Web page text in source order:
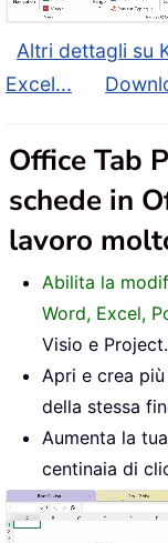
Altri dettagli su
Excel...
Office Tab
schede in
lavoro
Abilita la
Word, Excel,
Visio e Project.
Apri e crea
della stessa
Aumenta la
centinaia di